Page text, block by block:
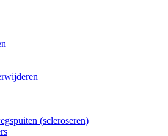
(scleroseren)